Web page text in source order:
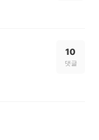
10
댓글